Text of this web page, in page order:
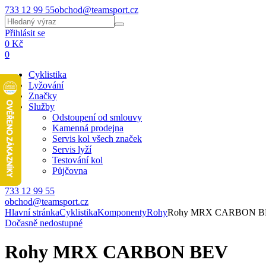
733 12 99 55obchod@teamsport.cz
Přihlásit se
0 Kč
0
Cyklistika
Lyžování
Značky
Služby
Odstoupení od smlouvy
Kamenná prodejna
Servis kol všech značek
Servis lyží
Testování kol
Půjčovna
733 12 99 55
obchod@teamsport.cz
Hlavní stránkaCyklistikaKomponentyRohyRohy MRX CARBON
Dočasně nedostupné
Rohy MRX CARBON BEV